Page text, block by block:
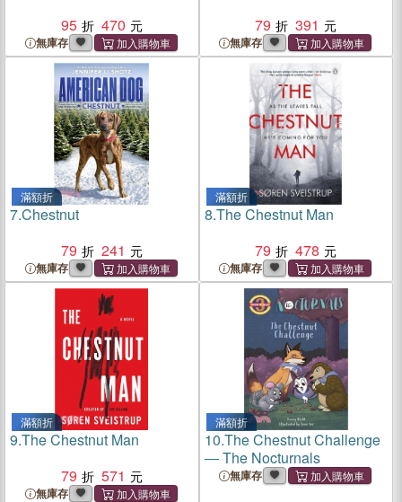
95
470
無庫存
79
391
無庫存
滿額折
7.Chestnut
79
241
無庫存
滿額折
8.The Chestnut Man
79
478
無庫存
滿額折
9.The Chestnut Man
79
571
無庫存
滿額折
10.The Chestnut Challenge
― The Nocturnals
無庫存